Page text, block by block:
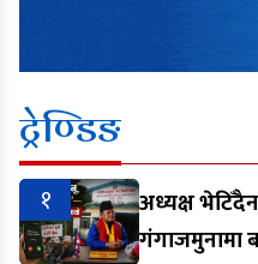
ट्रेण्डिङ
१
अध्यक्ष
गंगाजमुनामा